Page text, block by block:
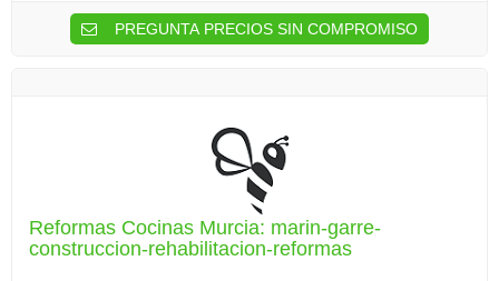
PREGUNTA PRECIOS SIN COMPROMISO
Reformas Cocinas Murcia: marin-garre-
construccion-rehabilitacion-reformas